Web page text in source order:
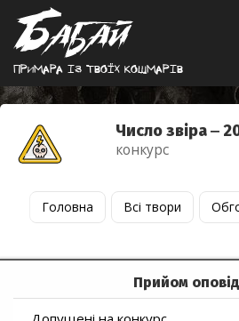
Примара iз твоїх кошмарiв
Число звіра ‒
конкурс
Головна Всі твори
Прийом